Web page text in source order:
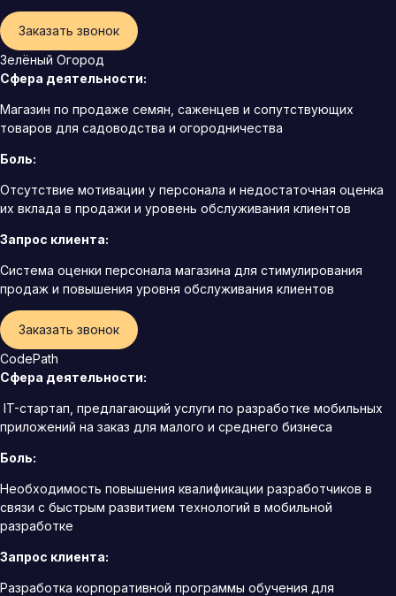
Заказать звонок
Зелёный Огород
Сфера деятельности:
Магазин по продаже семян, саженцев и сопутствующих
товаров для садоводства и огородничества
Боль:
Отсутствие мотивации у персонала и недостаточная оценка
их вклада в продажи и уровень обслуживания клиентов
Запрос клиента:
Система оценки персонала магазина для стимулирования
продаж и повышения уровня обслуживания клиентов
Заказать звонок
CodePath
Сфера деятельности:
IT-стартап, предлагающий услуги по разработке мобильных
приложений на заказ для малого и среднего бизнеса
Боль:
Необходимость повышения квалификации разработчиков в
связи с быстрым развитием технологий в мобильной
разработке
Запрос клиента:
Разработка корпоративной программы обучения для